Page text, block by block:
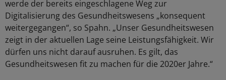
werde der bereits eingeschlagene Weg zur
Digitalisierung des Gesundheitswesens „konsequent
weitergegangen“, so Spahn. „Unser Gesundheitswesen
zeigt in der aktuellen Lage seine Leistungsfähigkeit. Wir
dürfen uns nicht darauf ausruhen. Es gilt, das
Gesundheitswesen fit zu machen für die 2020er Jahre.“